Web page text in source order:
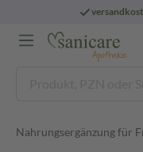
Nahrungsergänzung für